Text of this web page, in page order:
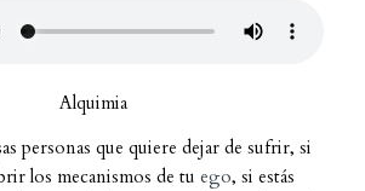
Alquimia
personas que quiere dejar de sufrir, si
los mecanismos de tu ego, si estás